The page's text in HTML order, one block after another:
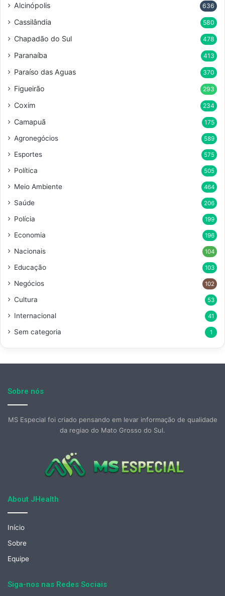
Alcinópolis 636
Cassilândia 580
Chapadão do Sul 478
Paranaíba 413
Paraíso das Aguas 370
Figueirão 293
Coxim 234
Camapuã 175
Agronegócios 589
Esportes 575
Política 505
Meio Ambiente 464
Saúde 206
Polícia 199
Economia 196
Nacionais 104
Educação 103
Negócios 102
Cultura 53
Internacional 41
Sem categoria 1
Sobre nós
MS Especial foi criado pensando em levar informação de qualidade
da regiao do Mato Grosso do Sul.
About JHealth
Início
Sobre
Equipe
Siga-nos nas Redes Sociais